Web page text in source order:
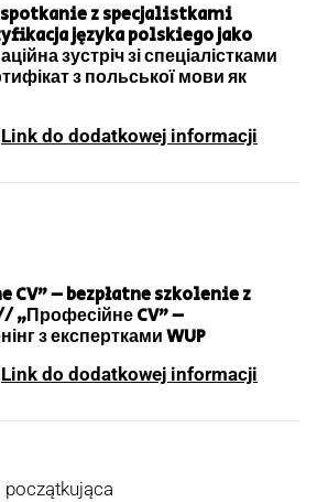
z specjalistkami
języka polskiego jako
зустріч зі спеціалістками
з польської мови як
Link do dodatkowej informacji
CV” – bezpłatne szkolenie z
„Професійне CV” –
з експертками WUP
Link do dodatkowej informacji
początkująca